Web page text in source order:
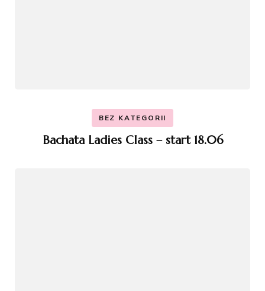
BEZ KATEGORII
Bachata Ladies Class – start 18.06